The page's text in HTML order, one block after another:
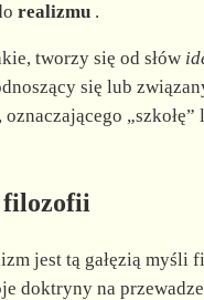
realizmu.
tworzy się od słów
się lub
„szkołę”
filozofii
jest tą gałęzią myśli
doktryny na